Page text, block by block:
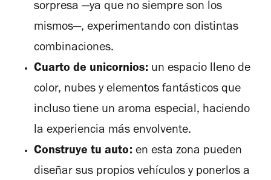
sorpresa —ya que no siempre son los
mismos—, experimentando con distintas
combinaciones.
Cuarto de unicornios: un espacio lleno de
color, nubes y elementos fantásticos que
incluso tiene un aroma especial, haciendo
la experiencia más envolvente.
Construye tu auto: en esta zona pueden
diseñar sus propios vehículos y ponerlos a